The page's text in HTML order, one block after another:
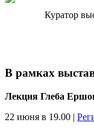
Куратор
В рамках
Лекция Глеба
22 июня в 19.00 |